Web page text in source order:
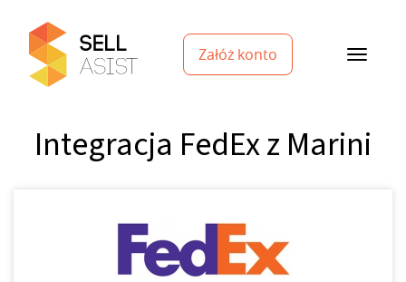
Załóż konto
Integracja FedEx z Marini